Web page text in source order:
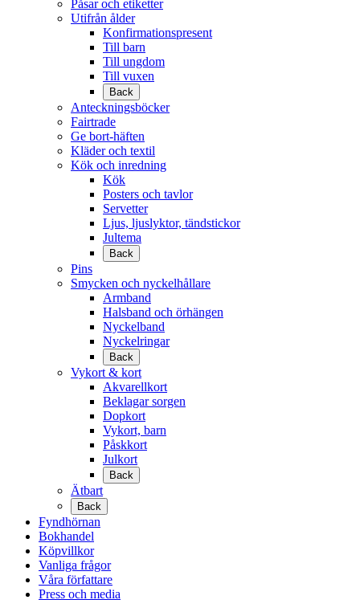
Påsar och etiketter
Utifrån ålder
Konfirmationspresent
Till barn
Till ungdom
Till vuxen
Back
Anteckningsböcker
Fairtrade
Ge bort-häften
Kläder och textil
Kök och inredning
Kök
Posters och tavlor
Servetter
Ljus, ljuslyktor, tändstickor
Jultema
Back
Pins
Smycken och nyckelhållare
Armband
Halsband och örhängen
Nyckelband
Nyckelringar
Back
Vykort & kort
Akvarellkort
Beklagar sorgen
Dopkort
Vykort, barn
Påskkort
Julkort
Back
Ätbart
Back
Fyndhörnan
Bokhandel
Köpvillkor
Vanliga frågor
Våra författare
Press och media